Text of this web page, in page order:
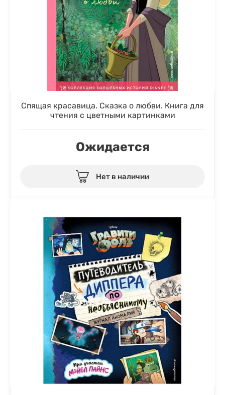
Спящая красавица. Сказка о любви. Книга для
чтения с цветными картинками
Ожидается
Нет в наличии